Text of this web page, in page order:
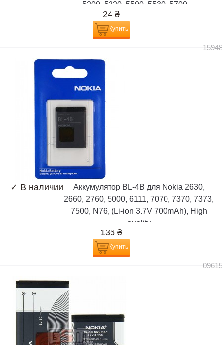
5200, 5220, 5500, 5530, 5700,...
24 ₴
Купить
✓ В наличии
Аккумулятор BL-4B для Nokia 2630,
2660, 2760, 5000, 6111, 7070, 7370, 7373,
7500, N76, (Li-ion 3.7V 700mAh), High
quality
136 ₴
Купить